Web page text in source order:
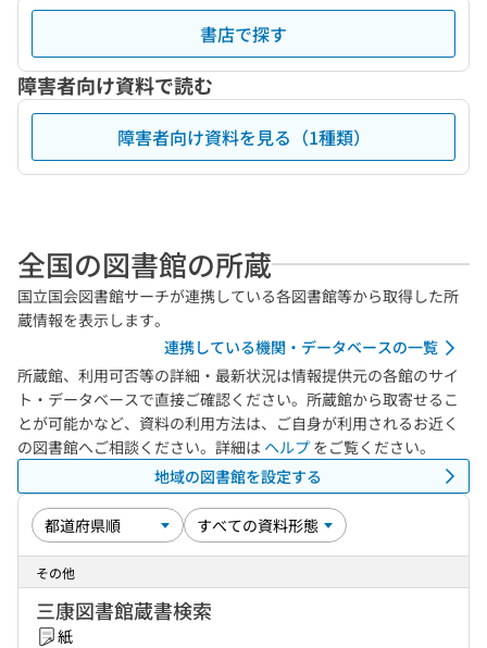
書店で探す
障害者向け資料で読む
障害者向け資料を見る（1種類）
全国の図書館の所蔵
国立国会図書館サーチが連携している各図書館等から取得した所
蔵情報を表示します。
連携している機関・データベースの一覧
所蔵館、利用可否等の詳細・最新状況は情報提供元の各館のサイ
ト・データベースで直接ご確認ください。所蔵館から取寄せるこ
とが可能かなど、資料の利用方法は、ご自身が利用されるお近く
の図書館へご相談ください。詳細は ヘルプ をご覧ください。
地域の図書館を設定する
その他
三康図書館蔵書検索
紙